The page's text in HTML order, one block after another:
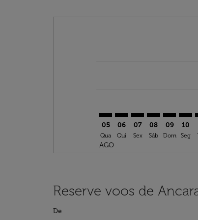
05
Qua
AGO
06
Qui
07
Sex
08
Sáb
09
Dom
10
Seg
Reserve voos de
De